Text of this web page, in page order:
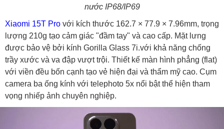
nước IP68/IP69
Xiaomi 15T Pro với kích thước 162.7 × 77.9 × 7.96mm, trọng
lượng 210g tạo cảm giác "đầm tay" và cao cấp. Mặt lưng
được bảo vệ bởi kính Gorilla Glass 7i.với khả năng chống
trầy xước và va đập vượt trội. Thiết kế màn hình phẳng (flat)
với viền đều bốn cạnh tạo vẻ hiện đại và thẩm mỹ cao. Cụm
camera ba ống kính với telephoto 5x nổi bật thể hiện tham
vọng nhiếp ảnh chuyên nghiệp.